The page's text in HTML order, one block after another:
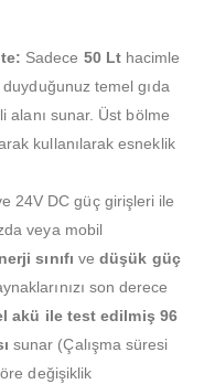
Sadece 50 Lthacimle
temel gıda
alanı sunar. Üst bölme
kullanılarak esneklik
24V DC güç girişleri ile
veya mobil
sınıfı vedüşük güç
son derece
akü ile test edilmiş 96
sunar (Çalışma süresi
değişiklik